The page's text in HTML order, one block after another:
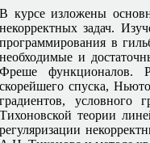
В курсе изложены
некорректных задач.
программирования в
необходимые и
Фреше функционалов.
скорейшего спуска,
градиентов, условного
Тихоновской теории
регуляризации